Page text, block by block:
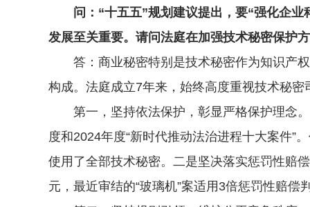
问：“十五五”规划建议提出，要“强化企业
发展至关重要。请问法庭在加强技术秘密保护
答：商业秘密特别是技术秘密作为知识产权
构成。法庭成立7年来，始终高度重视技术秘
第一，坚持依法保护，彰显严格保护理念。
度和2024年度“新时代推动法治进程十大案件”
使用了全部技术秘密。二是坚决落实惩罚性赔
元，最近审结的“玻璃机”案适用3倍惩罚性赔偿